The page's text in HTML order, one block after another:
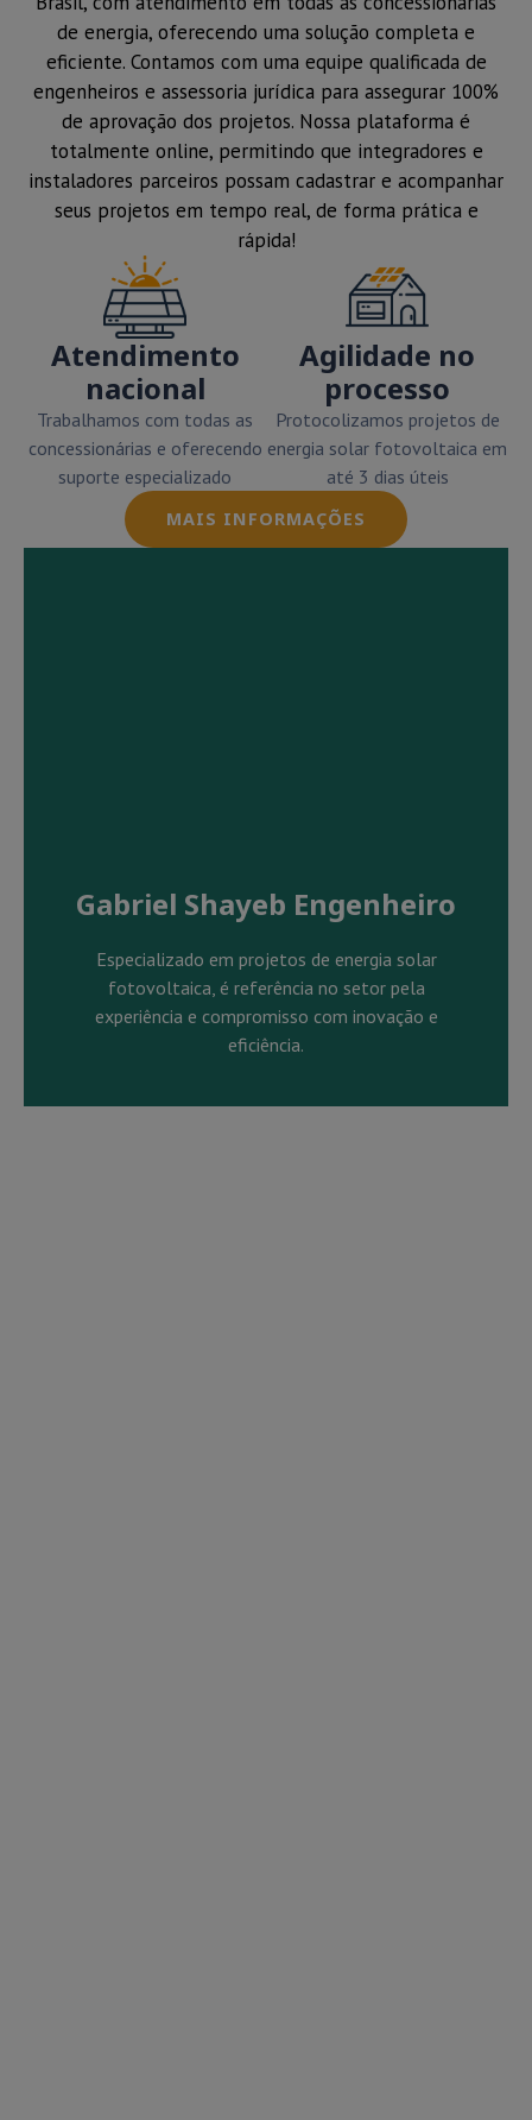
de energia, oferecendo uma solução completa e
eficiente. Contamos com uma equipe qualificada de
engenheiros e assessoria jurídica para assegurar 100%
de aprovação dos projetos. Nossa plataforma é
totalmente online, permitindo que integradores e
instaladores parceiros possam cadastrar e acompanhar
seus projetos em tempo real, de forma prática e
rápida!
Atendimento
nacional
Trabalhamos com todas as
concessionárias e oferecendo
suporte especializado
Agilidade no
processo
Protocolizamos projetos de
energia solar fotovoltaica em
até 3 dias úteis
MAIS INFORMAÇÕES
Gabriel Shayeb Engenheiro
Especializado em projetos de energia solar
fotovoltaica, é referência no setor pela
experiência e compromisso com inovação e
eficiência.